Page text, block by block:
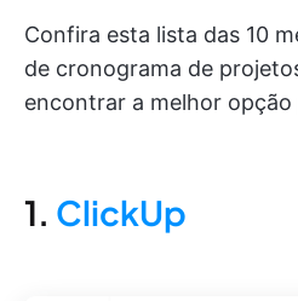
Confira esta lista das 10
de cronograma de
encontrar a melhor opção
1. ClickUp